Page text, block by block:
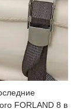
FORLAND 8 в